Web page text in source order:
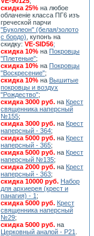
скидка 25% на любое
облаченiе класса ПГ6 изъ
греческой парчи
"Буколеон" (белая/золото
с бордо) , купонъ на
скидку: VE-SID56;
скидка 10% на Покровцы
"Плетеные";
скидка 10% на Покровцы
"Воскресение";
скидка 10% на Вышитые
покровцы и воздух
"Рождество";
скидка 3000 руб. на Крест
священника наперсный
№155;
скидка 3000 руб. на Крест
наперсный - 364;
скидка 5000 руб. на Крест
наперсный - 365;
скидка 5000 руб. на Крест
наперсный №135;
скидка 2000 руб. на Крест
наперсный - 363;
скидка 10000 руб. Набор
для архиерея (крест и
панагия) - 1 ;
скидка 5000 руб. Крест
священника наперсный
№29;
скидка 5000 руб. на
Церковный аналой - Р21